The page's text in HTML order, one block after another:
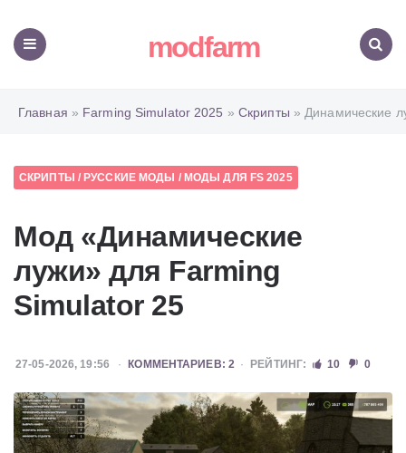
modfarm
Главная » Farming Simulator 2025 » Скрипты » Динамические
СКРИПТЫ / РУССКИЕ МОДЫ / МОДЫ ДЛЯ FS 2025
Мод «Динамические
лужи» для Farming
Simulator 25
27-05-2026, 19:56 КОММЕНТАРИЕВ: 2 РЕЙТИНГ: 10 0